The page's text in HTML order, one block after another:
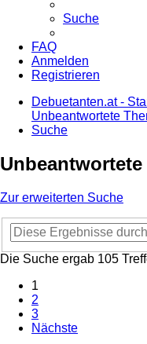
Suche
FAQ
Anmelden
Registrieren
Debuetanten.at -
Unbeantwortete
Suche
Unbeantwortete
Zur erweiterten Suche
Die Suche ergab 105
1
2
3
Nächste